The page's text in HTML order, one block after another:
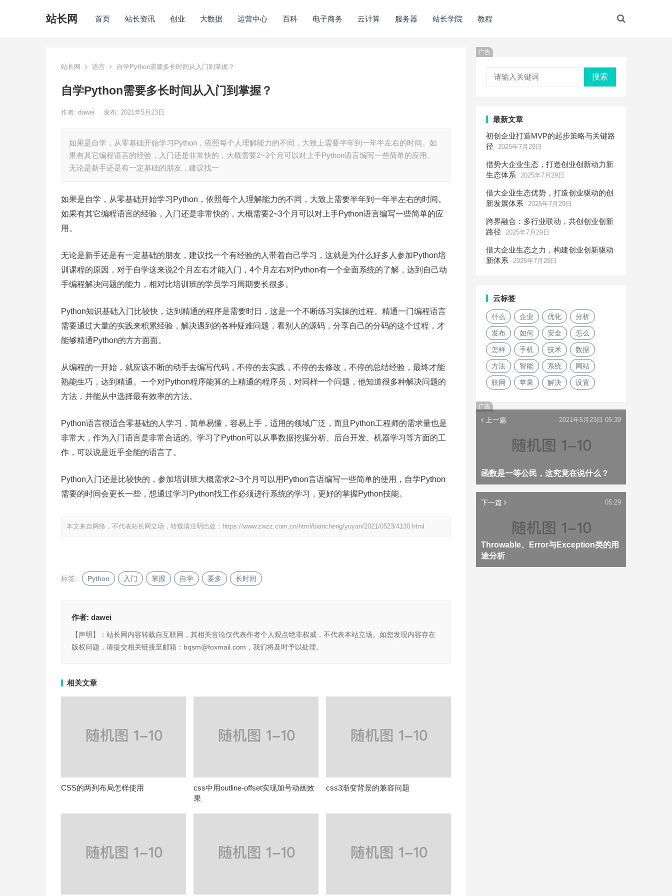
站长网 首页 站长资讯 创业 大数据 运营中心 百科 电子商务 云计算 服务器 站长学院 教程
站长网 语言 自学Python需要多长时间从入门到掌握？
自学Python需要多长时间从入门到掌握？
作者: dawei 发布: 2021年5月23日
如果是自学，从零基础开始学习Python，依照每个人理解能力的不同，大致上需要半年到一年半左右的时间。如
果有其它编程语言的经验，入门还是非常快的，大概需要2~3个月可以对上手Python语言编写一些简单的应用。
无论是新手还是有一定基础的朋友，建议找一
如果是自学，从零基础开始学习Python，依照每个人理解能力的不同，大致上需要半年到一年半左右的时间。
如果有其它编程语言的经验，入门还是非常快的，大概需要2~3个月可以对上手Python语言编写一些简单的应
用。
无论是新手还是有一定基础的朋友，建议找一个有经验的人带着自己学习，这就是为什么好多人参加Python培
训课程的原因，对于自学这来说2个月左右才能入门，4个月左右对Python有一个全面系统的了解，达到自己动
手编程解决问题的能力，相对比培训班的学员学习周期要长很多。
Python知识基础入门比较快，达到精通的程序是需要时日，这是一个不断练习实操的过程。精通一门编程语言
需要通过大量的实践来积累经验，解决遇到的各种疑难问题，看别人的源码，分享自己的分码的这个过程，才
能够精通Python的方方面面。
从编程的一开始，就应该不断的动手去编写代码，不停的去实践，不停的去修改，不停的总结经验，最终才能
熟能生巧，达到精通。一个对Python程序能算的上精通的程序员，对同样一个问题，他知道很多种解决问题的
方法，并能从中选择最有效率的方法。
Python语言很适合零基础的人学习，简单易懂，容易上手，适用的领域广泛，而且Python工程师的需求量也是
非常大，作为入门语言是非常合适的。学习了Python可以从事数据挖掘分析、后台开发、机器学习等方面的工
作，可以说是近乎全能的语言了。
Python入门还是比较快的，参加培训班大概需求2~3个月可以用Python言语编写一些简单的使用，自学Python
需要的时间会更长一些，想通过学习Python找工作必须进行系统的学习，更好的掌握Python技能。
本文来自网络，不代表站长网立场，转载请注明出处： https://www.zwzz.com.cn/html/biancheng/yuyan/2021/0523/4130.html
标签: Python 入门 掌握 自学 要多 长时间
作者: dawei
【声明】：站长网内容转载自互联网，其相关言论仅代表作者个人观点绝非权威，不代表本站立场。如您发现内容存在
版权问题，请提交相关链接至邮箱：bqsm@foxmail.com，我们将及时予以处理。
相关文章
CSS的两列布局怎样使用
css中用outline-offset实现加号动画效
果
css3渐变背景的兼容问题
广告
搜索
最新文章
初创企业打造MVP的起步策略与关键路
径
2025年7月29日
借势大企业生态，打造创业创新动力新
生态体系
2025年7月29日
借大企业生态优势，打造创业驱动的创
新发展体系
2025年7月29日
跨界融合：多行业联动，共创创业创新
路径
2025年7月29日
借大企业生态之力，构建创业创新驱动
新体系
2025年7月29日
云标签
什么 企业 优化 分析
发布 如何 安全 怎么
怎样 手机 技术 数据
方法 智能 系统 网站
联网 苹果 解决 设置
广告
上一篇
函数是一等公民，这究竟在说什么？
2021年5月23日 05:39
下一篇
Throwable、Error与Exception类的用
途分析
05:29